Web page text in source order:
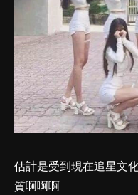
估計是受到現在追星文
質啊啊啊